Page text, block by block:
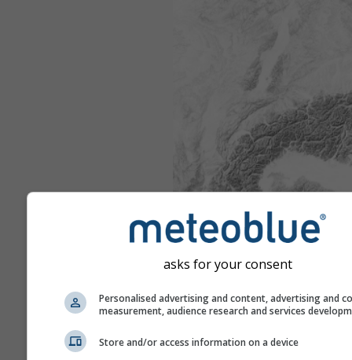
asks for your consent
Personalised advertising and content, advertising and
measurement, audience research and services
Store and/or access information on a device